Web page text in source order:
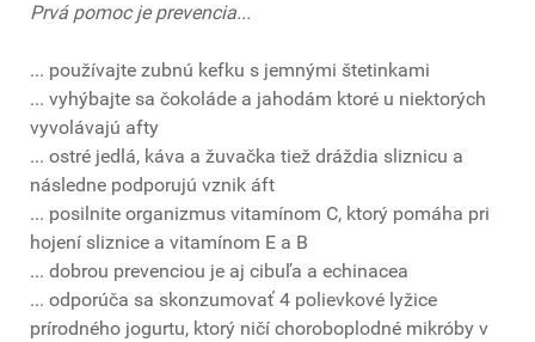
Prvá pomoc je prevencia...
... používajte zubnú kefku s jemnými štetinkami
... vyhýbajte sa čokoláde a jahodám ktoré u niektorých
vyvolávajú afty
... ostré jedlá, káva a žuvačka tiež dráždia sliznicu a
následne podporujú vznik áft
... posilnite organizmus vitamínom C, ktorý pomáha pri
hojení sliznice a vitamínom E a B
... dobrou prevenciou je aj cibuľa a echinacea
... odporúča sa skonzumovať 4 polievkové lyžice
prírodného jogurtu, ktorý ničí choroboplodné mikróby v